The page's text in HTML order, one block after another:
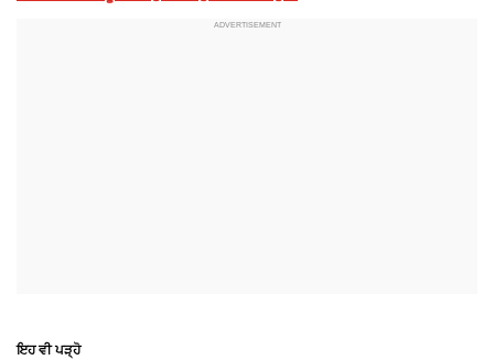
ਇਹ ਵੀ ਪੜ੍ਹੋ